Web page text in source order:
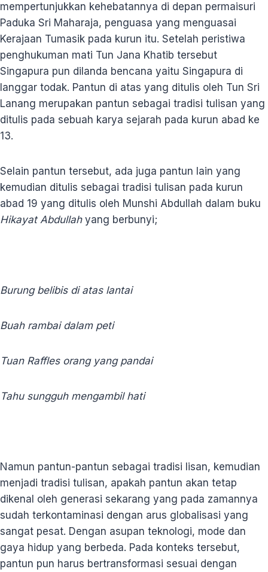
mempertunjukkan kehebatannya di depan permaisuri
Paduka Sri Maharaja, penguasa yang menguasai
Kerajaan Tumasik pada kurun itu. Setelah peristiwa
penghukuman mati Tun Jana Khatib tersebut
Singapura pun dilanda bencana yaitu Singapura di
langgar todak. Pantun di atas yang ditulis oleh Tun Sri
Lanang merupakan pantun sebagai tradisi tulisan yang
ditulis pada sebuah karya sejarah pada kurun abad ke
13.
Selain pantun tersebut, ada juga pantun lain yang
kemudian ditulis sebagai tradisi tulisan pada kurun
abad 19 yang ditulis oleh Munshi Abdullah dalam buku
Hikayat Abdullah yang berbunyi;
Burung belibis di atas lantai
Buah rambai dalam peti
Tuan Raffles orang yang pandai
Tahu sungguh mengambil hati
Namun pantun-pantun sebagai tradisi lisan, kemudian
menjadi tradisi tulisan, apakah pantun akan tetap
dikenal oleh generasi sekarang yang pada zamannya
sudah terkontaminasi dengan arus globalisasi yang
sangat pesat. Dengan asupan teknologi, mode dan
gaya hidup yang berbeda. Pada konteks tersebut,
pantun pun harus bertransformasi sesuai dengan